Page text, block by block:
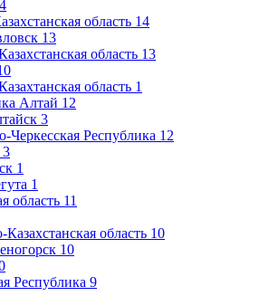
область 14
13
область 13
область 1
Алтай 12
3
Черкесская Республика 12
3
1
1
область 11
область 10
10
Республика 9